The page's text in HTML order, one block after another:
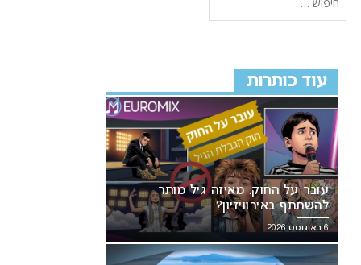
עוד כותרות
עובר על החוק: מאיזה גיל מותר
להשתתף באירוויזיון?
6 באוגוסט 2026